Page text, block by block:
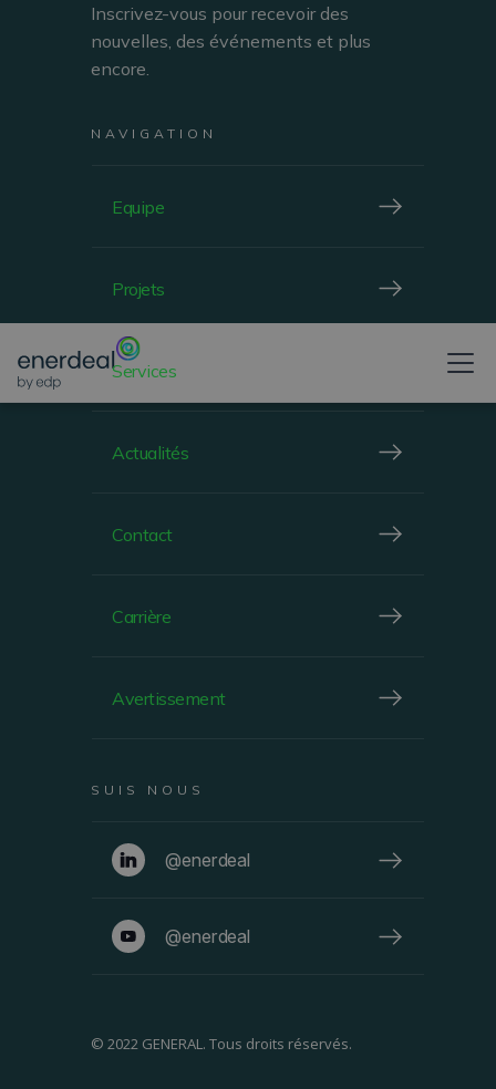
SUIS NOUS
@enerdeal
@enerdeal
NAVIGATION
Equipe
Projets
Services
Actualités
Contact
Carrière
Avertissement
Inscrivez-vous pour recevoir des
nouvelles, des événements et plus
encore.
© 2022 GENERAL. Tous droits réservés.